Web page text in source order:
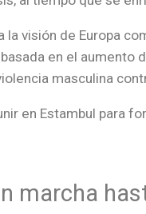
la visión de Europa
basada en el aumento
masculina
en Estambul para
marcha